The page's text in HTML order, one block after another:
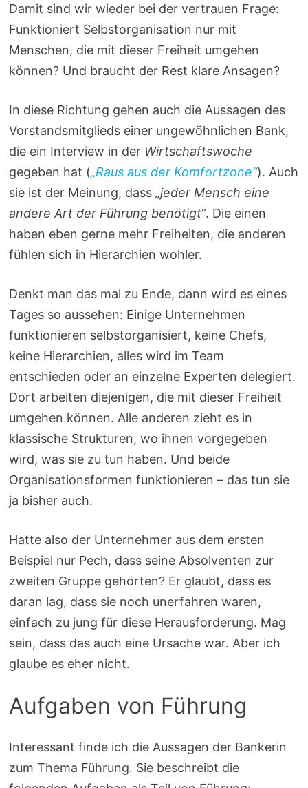
Damit sind wir wieder bei der vertrauen Frage:
Funktioniert Selbstorganisation nur mit
Menschen, die mit dieser Freiheit umgehen
können? Und braucht der Rest klare Ansagen?
In diese Richtung gehen auch die Aussagen des
Vorstandsmitglieds einer ungewöhnlichen Bank,
die ein Interview in der Wirtschaftswoche
gegeben hat („Raus aus der Komfortzone“). Auch
sie ist der Meinung, dass„jeder Mensch eine
andere Art der Führung benötigt“. Die einen
haben eben gerne mehr Freiheiten, die anderen
fühlen sich in Hierarchien wohler.
Denkt man das mal zu Ende, dann wird es eines
Tages so aussehen: Einige Unternehmen
funktionieren selbstorganisiert, keine Chefs,
keine Hierarchien, alles wird im Team
entschieden oder an einzelne Experten delegiert.
Dort arbeiten diejenigen, die mit dieser Freiheit
umgehen können. Alle anderen zieht es in
klassische Strukturen, wo ihnen vorgegeben
wird, was sie zu tun haben. Und beide
Organisationsformen funktionieren – das tun sie
ja bisher auch.
Hatte also der Unternehmer aus dem ersten
Beispiel nur Pech, dass seine Absolventen zur
zweiten Gruppe gehörten? Er glaubt, dass es
daran lag, dass sie noch unerfahren waren,
einfach zu jung für diese Herausforderung. Mag
sein, dass das auch eine Ursache war. Aber ich
glaube es eher nicht.
Aufgaben von Führung
Interessant finde ich die Aussagen der Bankerin
zum Thema Führung. Sie beschreibt die